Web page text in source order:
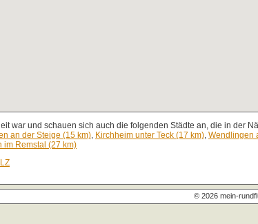
war und schauen sich auch die folgenden Städte an, die in der
an der Steige (15 km), Kirchheim unter Teck (17 km), Wendlingen
im Remstal (27 km)
© 2026 mein-